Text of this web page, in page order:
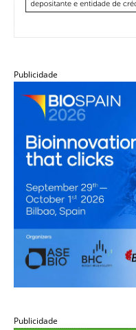
Publicidade
Publicidade